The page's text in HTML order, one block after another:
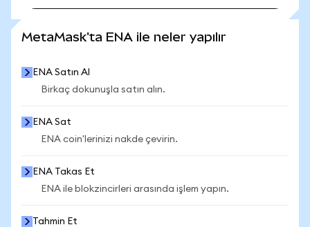
MetaMask'ta ENA ile neler yapılır
ENA Satın Al
Birkaç dokunuşla satın alın.
ENA Sat
ENA coin'lerinizi nakde çevirin.
ENA Takas Et
ENA ile blokzincirleri arasında işlem yapın.
Tahmin Et